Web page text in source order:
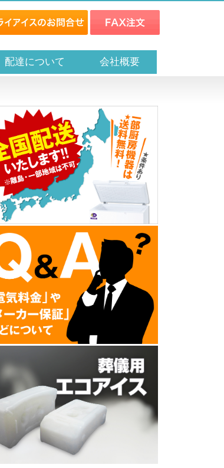
配達について 会社概要